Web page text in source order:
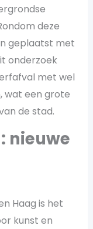
deze
geplaatst met
onderzoek
met wel
wat een grote
de stad​.
nieuwe
Haag is het
kunst en